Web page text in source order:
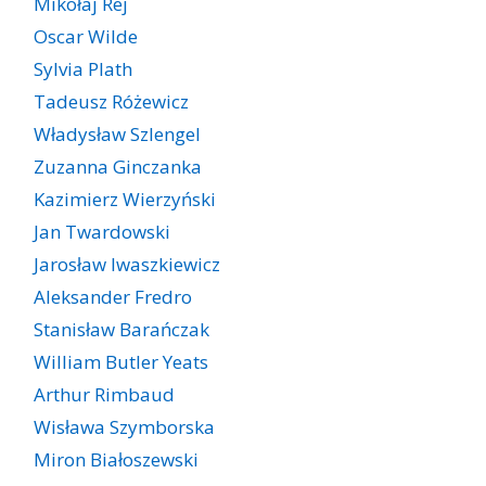
Oscar Wilde
Sylvia Plath
Tadeusz Różewicz
Władysław Szlengel
Zuzanna Ginczanka
Kazimierz Wierzyński
Jan Twardowski
Jarosław Iwaszkiewicz
Aleksander Fredro
Stanisław Barańczak
William Butler Yeats
Arthur Rimbaud
Wisława Szymborska
Miron Białoszewski